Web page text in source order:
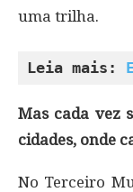
uma trilha.
Leia mais:
Mas cada vez
cidades, onde
No Terceiro